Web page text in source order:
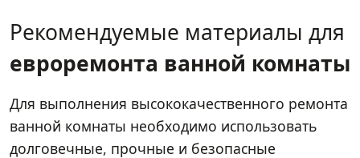
Рекомендуемые материалы для
евроремонта ванной комнаты
Для выполнения высококачественного ремонта
ванной комнаты необходимо использовать
долговечные, прочные и безопасные